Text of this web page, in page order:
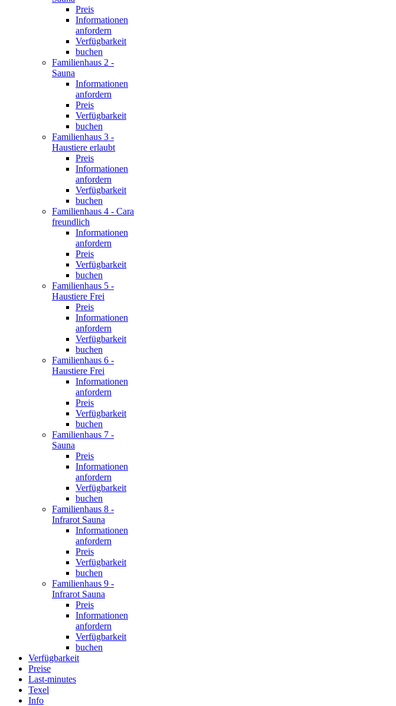
Preis
Informationen
anfordern
Verfügbarkeit
buchen
Familienhaus 2 -
Sauna
Informationen
anfordern
Preis
Verfügbarkeit
buchen
Familienhaus 3 -
Haustiere erlaubt
Preis
Informationen
anfordern
Verfügbarkeit
buchen
Familienhaus 4 - Cara
freundlich
Informationen
anfordern
Preis
Verfügbarkeit
buchen
Familienhaus 5 -
Haustiere Frei
Preis
Informationen
anfordern
Verfügbarkeit
buchen
Familienhaus 6 -
Haustiere Frei
Informationen
anfordern
Preis
Verfügbarkeit
buchen
Familienhaus 7 -
Sauna
Preis
Informationen
anfordern
Verfügbarkeit
buchen
Familienhaus 8 -
Infrarot Sauna
Informationen
anfordern
Preis
Verfügbarkeit
buchen
Familienhaus 9 -
Infrarot Sauna
Preis
Informationen
anfordern
Verfügbarkeit
buchen
Verfügbarkeit
Preise
Last-minutes
Texel
Info